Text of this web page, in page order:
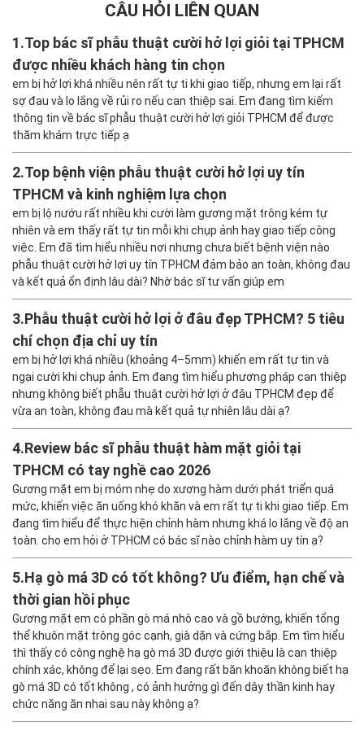
CÂU HỎI LIÊN QUAN
1.Top bác sĩ phẫu thuật cười hở lợi giỏi tại TPHCM
được nhiều khách hàng tin chọn
em bị hở lợi khá nhiều nên rất tự ti khi giao tiếp, nhưng em lại rất
sợ đau và lo lắng về rủi ro nếu can thiệp sai. Em đang tìm kiếm
thông tin về bác sĩ phẫu thuật cười hở lợi giỏi TPHCM để được
thăm khám trực tiếp ạ
2.Top bệnh viện phẫu thuật cười hở lợi uy tín
TPHCM và kinh nghiệm lựa chọn
em bị lộ nướu rất nhiều khi cười làm gương mặt trông kém tự
nhiên và em thấy rất tự tin mỗi khi chụp ảnh hay giao tiếp công
việc. Em đã tìm hiểu nhiều nơi nhưng chưa biết bệnh viện nào
phẫu thuật cười hở lợi uy tín TPHCM đảm bảo an toàn, không đau
và kết quả ổn định lâu dài? Nhờ bác sĩ tư vấn giúp em
3.Phẫu thuật cười hở lợi ở đâu đẹp TPHCM? 5 tiêu
chí chọn địa chỉ uy tín
em bị hở lợi khá nhiều (khoảng 4–5mm) khiến em rất tự tin và
ngại cười khi chụp ảnh. Em đang tìm hiểu phương pháp can thiệp
nhưng không biết phẫu thuật cười hở lợi ở đâu TPHCM đẹp để
vừa an toàn, không đau mà kết quả tự nhiên lâu dài ạ?
4.Review bác sĩ phẫu thuật hàm mặt giỏi tại
TPHCM có tay nghề cao 2026
Gương mặt em bị móm nhẹ do xương hàm dưới phát triển quá
mức, khiến việc ăn uống khó khăn và em rất tự ti khi giao tiếp. Em
đang tìm hiểu để thực hiện chỉnh hàm nhưng khá lo lắng về độ an
toàn. cho em hỏi ở TPHCM có bác sĩ nào chỉnh hàm uy tín ạ?
5.Hạ gò má 3D có tốt không? Ưu điểm, hạn chế và
thời gian hồi phục
Gương mặt em có phần gò má nhô cao và gồ bướng, khiến tổng
thể khuôn mặt trông góc cạnh, già dặn và cứng bắp. Em tìm hiểu
thì thấy có công nghệ hạ gò má 3D được giới thiệu là can thiệp
chính xác, không để lại sẹo. Em đang rất băn khoăn không biết hạ
gò má 3D có tốt không , có ảnh hưởng gì đến dây thần kinh hay
chức năng ăn nhai sau này không ạ?